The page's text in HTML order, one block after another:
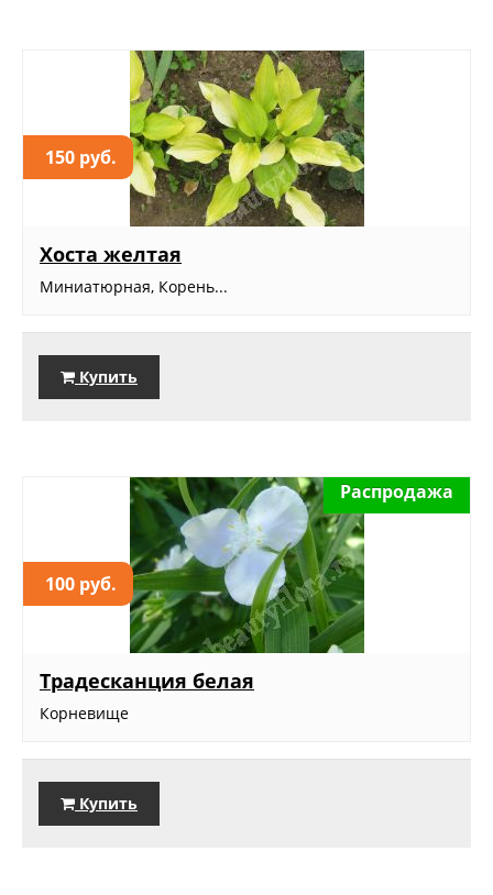
150 руб.
Хоста желтая
Миниатюрная, Корень...
Купить
100 руб.
Распродажа
Традесканция белая
Корневище
Купить